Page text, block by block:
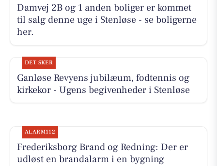
Damvej 2B og 1 anden boliger er kommet
til salg denne uge i Stenløse - se boligerne
her.
DET SKER
Ganløse Revyens jubilæum, fodtennis og
kirkekor - Ugens begivenheder i Stenløse
ALARM112
Frederiksborg Brand og Redning: Der er
udløst en brandalarm i en bygning